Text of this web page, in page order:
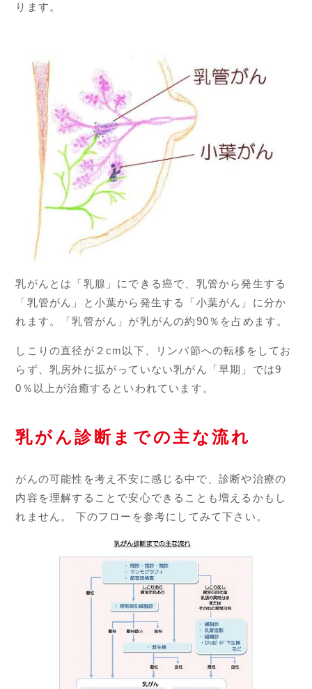
ります。
乳がんとは「乳腺」にできる癌で、乳管から発生する
「乳管がん」と小葉から発生する「小葉がん」に分か
れます。「乳管がん」が乳がんの約90％を占めます。
しこりの直径が２cm以下、リンパ節への転移をしてお
らず、乳房外に拡がっていない乳がん「早期」では9
0％以上が治癒するといわれています。
乳がん診断までの主な流れ
がんの可能性を考え不安に感じる中で、診断や治療の
内容を理解することで安心できることも増えるかもし
れません。 下のフローを参考にしてみて下さい。